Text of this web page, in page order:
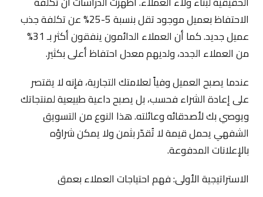
الاحتفاظ بعميل موجود تقل بنسبة 5-25% عن تكلفة جذب
عميل جديد. كما أن العملاء الدائمون ينفقون أكثر بـ 31%
من العملاء الجدد، ولديهم معدل احتفاظ أعلى بكثير.
عندما يصبح العميل وفياً لعلامتك التجارية، فإنه لا يقتصر
على إعادة الشراء فحسب، بل يصبح داعية طبيعية لمنتجاتك
ويوصي بك لأصدقائه وعائلته. هذا النوع من التسويق
الشفهي يحمل قيمة لا تُقدّر بثمن ولا يمكن شراؤه
بالإعلانات المدفوعة.
الاستراتيجية الأولى: فهم احتياجات العملاء بعمق